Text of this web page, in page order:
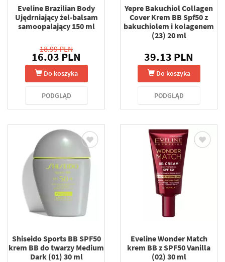
Eveline Brazilian Body
Ujędrniający żel-balsam
samoopalający 150 ml
18.99 PLN
16.03 PLN
Do koszyka
PODGLĄD
Yepre Bakuchiol Collagen
Cover Krem BB Spf50 z
bakuchiolem i kolagenem
(23) 20 ml
39.13 PLN
Do koszyka
PODGLĄD
Shiseido Sports BB SPF50
krem BB do twarzy Medium
Dark (01) 30 ml
Eveline Wonder Match
krem BB z SPF50 Vanilla
(02) 30 ml